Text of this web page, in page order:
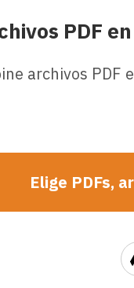
PDF
archivos PDF
Elige PDFs,